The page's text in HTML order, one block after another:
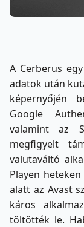
A Cerberus
adatok után
képernyőjén
Google
valamint az
megfigyelt
valutaváltó
Playen
alatt az Avast
káros
töltötték le.